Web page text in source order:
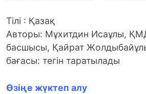
Тілі : Қазақ
Авторы: Мұхитдин Исаұлы,
басшысы, Қайрат
бағасы: тегін таратылады
Өзіңе жүктеп алу